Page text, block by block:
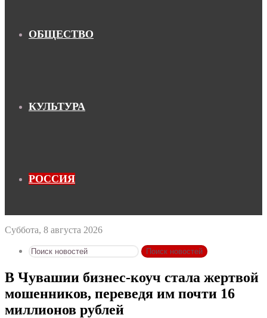
ОБЩЕСТВО
КУЛЬТУРА
РОССИЯ
Суббота, 8 августа 2026
Поиск новостей
В Чувашии бизнес-коуч стала жертвой
мошенников, переведя им почти 16
миллионов рублей